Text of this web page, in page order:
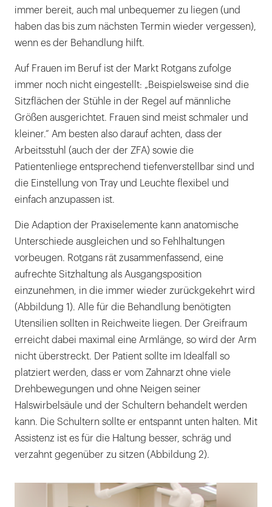
immer bereit, auch mal unbequemer zu liegen (und
haben das bis zum nächsten Termin wieder vergessen),
wenn es der Behandlung hilft.
Auf Frauen im Beruf ist der Markt Rotgans zufolge
immer noch nicht eingestellt: „Beispielsweise sind die
Sitzflächen der Stühle in der Regel auf männliche
Größen ausgerichtet. Frauen sind meist schmaler und
kleiner.“ Am besten also darauf achten, dass der
Arbeitsstuhl (auch der der ZFA) sowie die
Patientenliege entsprechend tiefenverstellbar sind und
die Einstellung von Tray und Leuchte flexibel und
einfach anzupassen ist.
Die Adaption der Praxiselemente kann anatomische
Unterschiede ausgleichen und so Fehlhaltungen
vorbeugen. Rotgans rät zusammenfassend, eine
aufrechte Sitzhaltung als Ausgangsposition
einzunehmen, in die immer wieder zurückgekehrt wird
(Abbildung 1). Alle für die Behandlung benötigten
Utensilien sollten in Reichweite liegen. Der Greifraum
erreicht dabei maximal eine Armlänge, so wird der Arm
nicht überstreckt. Der Patient sollte im Idealfall so
platziert werden, dass er vom Zahnarzt ohne viele
Drehbewegungen und ohne Neigen seiner
Halswirbelsäule und der Schultern behandelt werden
kann. Die Schultern sollte er entspannt unten halten. Mit
Assistenz ist es für die Haltung besser, schräg und
verzahnt gegenüber zu sitzen (Abbildung 2).